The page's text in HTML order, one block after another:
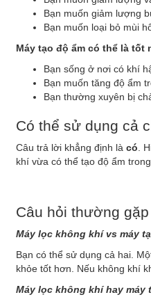
Bạn muốn giảm lượng
Bạn muốn loại bỏ mùi
Máy tạo độ ẩm có thể là tốt
Bạn sống ở nơi có khí
Bạn muốn tăng độ ẩm
Bạn thường xuyên bị
Có thể sử dụng cả
Câu trả lời khẳng định là có .
khí vừa có thể tạo độ ẩm
Câu hỏi thường
Máy lọc không khí vs máy
Bạn có thể sử dụng cả hai.
khỏe tốt hơn. Nếu không khí
Máy lọc không khí hay máy